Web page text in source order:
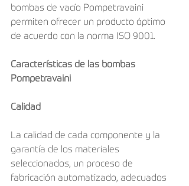
bombas de vacío Pompetravaini
permiten ofrecer un producto óptimo
de acuerdo con la norma ISO 9001.
Características de las bombas
Pompetravaini
Calidad
La calidad de cada componente y la
garantía de los materiales
seleccionados, un proceso de
fabricación automatizado, adecuados